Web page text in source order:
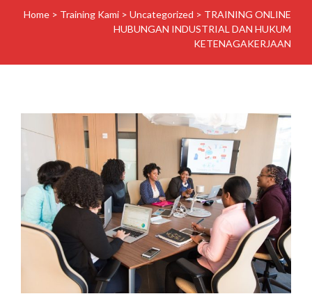
Home > Training Kami > Uncategorized > TRAINING ONLINE
HUBUNGAN INDUSTRIAL DAN HUKUM
KETENAGAKERJAAN